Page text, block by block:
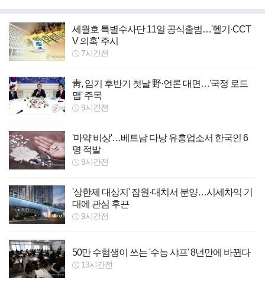
세월호 특별수사단 11일 공식출범…'헬기·CCT
V 의혹' 주시
7시간전
靑, 임기 후반기 첫날 野·언론 대면…'국정 로드
맵' 주목
9시간전
'마약 비상'…베트남 다낭 유흥업소서 한국인 6
명 적발
9시간전
'상한제 대상지' 잠원·대치서 분양…시세차익 기
대에 관심 후끈
9시간전
50만 수험생이 쓰는 '수능 샤프' 8년만에 바뀐다
13시간전